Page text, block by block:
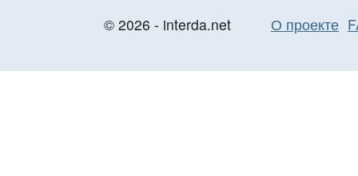
© 2026 - interda.net О проекте